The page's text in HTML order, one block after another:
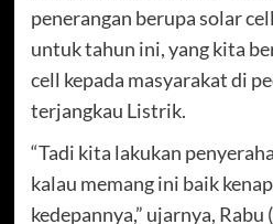
penerangan berupa solar
untuk tahun ini, yang kita
cell kepada masyarakat di
terjangkau Listrik.
“Tadi kita lakukan
kalau memang ini baik
kedepannya,” ujarnya,